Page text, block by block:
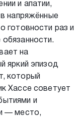
и апатии,
напряжённые
готовности раз и
на
яркий эпизод
который
Хассе советует
и
— место,